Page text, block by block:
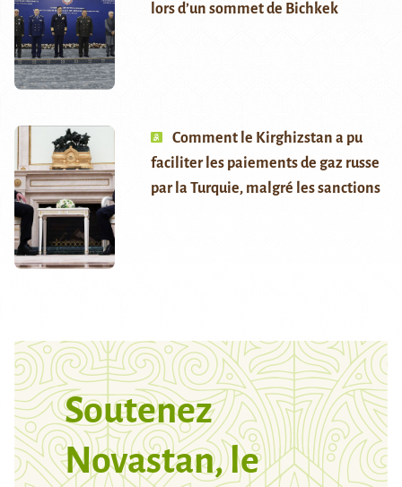
lors d’un sommet de Bichkek
Comment le Kirghizstan a pu
faciliter les paiements de gaz russe
par la Turquie, malgré les sanctions
Soutenez
Novastan, le